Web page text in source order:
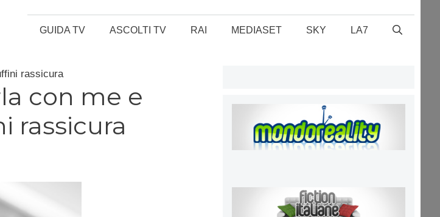
GUIDA TV ASCOLTI TV RAI MEDIASET SKY LA7
rassicura
con me e
rassicura